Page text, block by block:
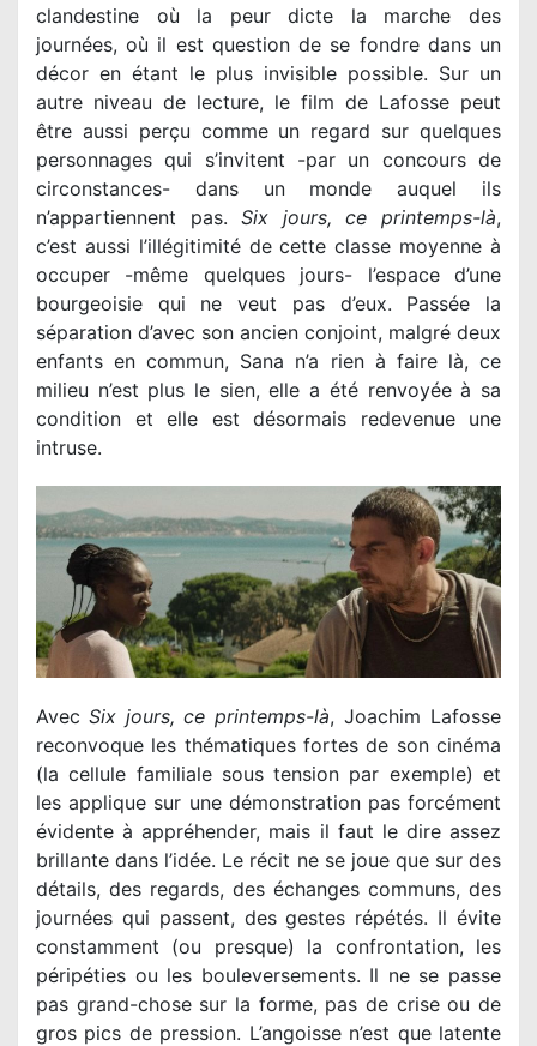
clandestine où la peur dicte la marche des
journées, où il est question de se fondre dans un
décor en étant le plus invisible possible. Sur un
autre niveau de lecture, le film de Lafosse peut
être aussi perçu comme un regard sur quelques
personnages qui s’invitent -par un concours de
circonstances- dans un monde auquel ils
n’appartiennent pas. Six jours, ce printemps-là,
c’est aussi l’illégitimité de cette classe moyenne à
occuper -même quelques jours- l’espace d’une
bourgeoisie qui ne veut pas d’eux. Passée la
séparation d’avec son ancien conjoint, malgré deux
enfants en commun, Sana n’a rien à faire là, ce
milieu n’est plus le sien, elle a été renvoyée à sa
condition et elle est désormais redevenue une
intruse.
Avec Six jours, ce printemps-là, Joachim Lafosse
reconvoque les thématiques fortes de son cinéma
(la cellule familiale sous tension par exemple) et
les applique sur une démonstration pas forcément
évidente à appréhender, mais il faut le dire assez
brillante dans l’idée. Le récit ne se joue que sur des
détails, des regards, des échanges communs, des
journées qui passent, des gestes répétés. Il évite
constamment (ou presque) la confrontation, les
péripéties ou les bouleversements. Il ne se passe
pas grand-chose sur la forme, pas de crise ou de
gros pics de pression. L’angoisse n’est que latente